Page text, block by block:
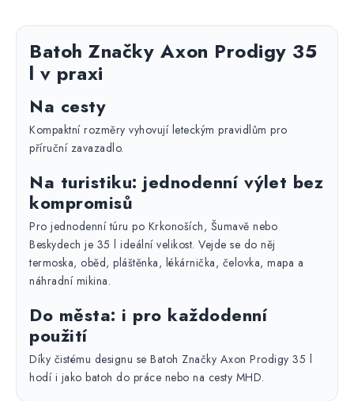
Batoh Značky Axon Prodigy 35
l v praxi
Na cesty
Kompaktní rozměry vyhovují leteckým pravidlům pro
příruční zavazadlo.
Na turistiku: jednodenní výlet bez
kompromisů
Pro jednodenní túru po Krkonoších, Šumavě nebo
Beskydech je 35 l ideální velikost. Vejde se do něj
termoska, oběd, pláštěnka, lékárnička, čelovka, mapa a
náhradní mikina.
Do města: i pro každodenní
použití
Díky čistému designu se Batoh Značky Axon Prodigy 35 l
hodí i jako batoh do práce nebo na cesty MHD.